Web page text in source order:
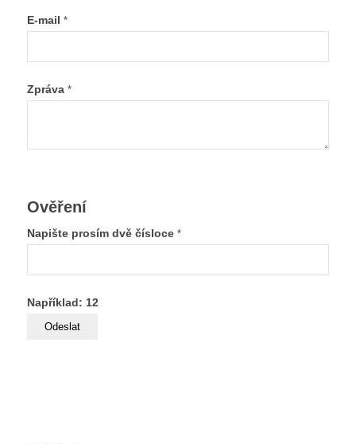
E-mail *
Zpráva *
Ověření
Napište prosím dvě čísloce *
Například: 12